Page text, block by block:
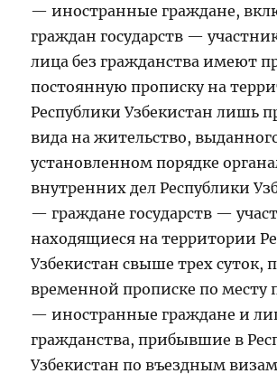
— иностранные граждане,
граждан государств —
лица без гражданства имеют
постоянную прописку на
Республики Узбекистан лишь
вида на жительство,
установленном порядке
внутренних дел Республики
— граждане государств —
находящиеся на территории
Узбекистан свыше трех суток,
временной прописке по месту
— иностранные граждане и
гражданства, прибывшие в
Узбекистан по въездным